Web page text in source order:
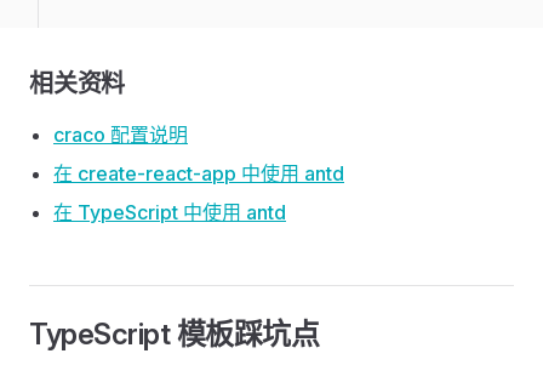
相关资料
craco 配置说明
在 create-react-app 中使用 antd
在 TypeScript 中使用 antd
TypeScript 模板踩坑点